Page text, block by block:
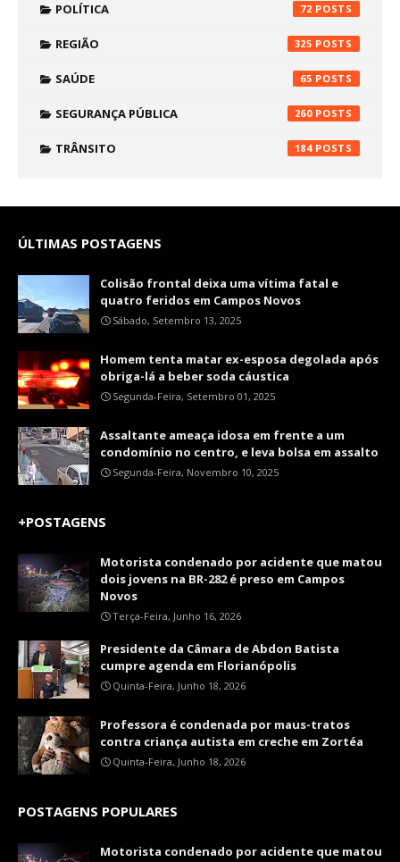
POLÍTICA 72
REGIÃO 325
SAÚDE 65
SEGURANÇA PÚBLICA 260
TRÂNSITO 184
ÚLTIMAS POSTAGENS
Colisão frontal deixa uma vítima fatal e
quatro feridos em Campos Novos
Sábado, Setembro 13, 2025
Homem tenta matar ex-esposa degolada após
obriga-lá a beber soda cáustica
Segunda-Feira, Setembro 01, 2025
Assaltante ameaça idosa em frente a um
condomínio no centro, e leva bolsa em assalto
Segunda-Feira, Novembro 10, 2025
+POSTAGENS
Motorista condenado por acidente que matou
dois jovens na BR-282 é preso em Campos
Novos
Terça-Feira, Junho 16, 2026
Presidente da Câmara de Abdon Batista
cumpre agenda em Florianópolis
Quinta-Feira, Junho 18, 2026
Professora é condenada por maus-tratos
contra criança autista em creche em Zortéa
Quinta-Feira, Junho 18, 2026
POSTAGENS POPULARES
Motorista condenado por acidente que matou